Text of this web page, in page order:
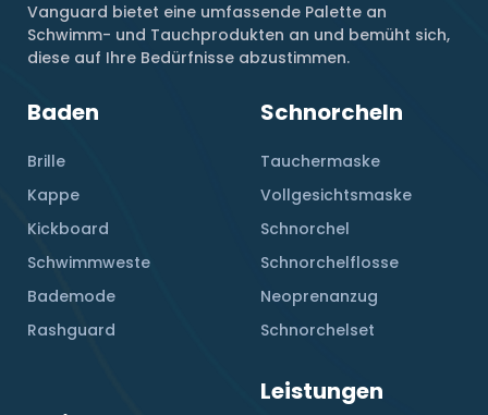
Vanguard bietet eine umfassende Palette an
Schwimm- und Tauchprodukten an und bemüht sich,
diese auf Ihre Bedürfnisse abzustimmen.
Baden
Brille
Kappe
Kickboard
Schwimmweste
Bademode
Rashguard
Schnorcheln
Tauchermaske
Vollgesichtsmaske
Schnorchel
Schnorchelflosse
Neoprenanzug
Schnorchelset
Leistungen